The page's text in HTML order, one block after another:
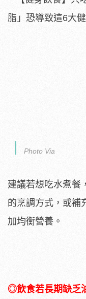
Photo Via
建議若想吃水煮餐
的烹調方式，或補
加均衡營養。
◎飲食若長期缺乏